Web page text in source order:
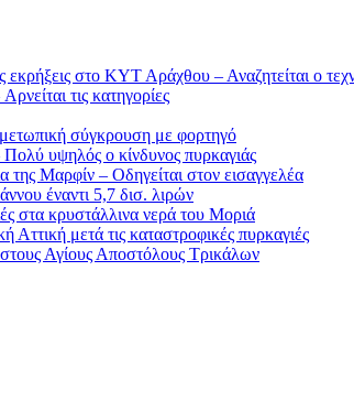
στο ΚΥΤ Αράχθου – Αναζητείται ο
τις κατηγορίες
σύγκρουση με φορτηγό
υψηλός ο κίνδυνος πυρκαγιάς
της Μαρφίν – Οδηγείται στον εισαγγελέα
έναντι 5,7 δισ. λιρών
στα κρυστάλλινα νερά του Μοριά
μετά τις καταστροφικές πυρκαγιές
Αγίους Αποστόλους Τρικάλων